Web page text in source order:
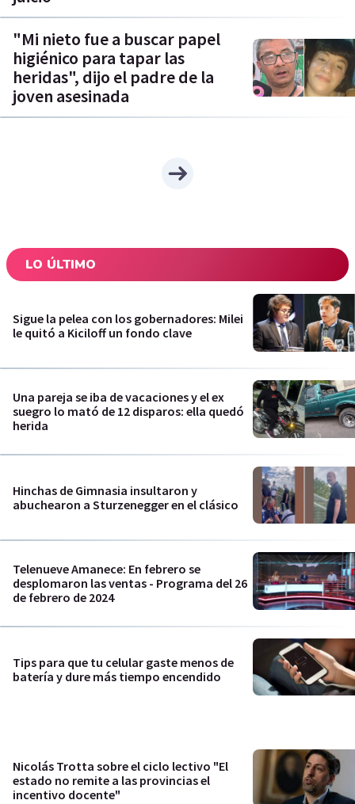
"Mi nieto fue a buscar papel
higiénico para tapar las
heridas", dijo el padre de la
joven asesinada
LO ÚLTIMO
Sigue la pelea con los gobernadores: Milei
le quitó a Kiciloff un fondo clave
Una pareja se iba de vacaciones y el ex
suegro lo mató de 12 disparos: ella quedó
herida
Hinchas de Gimnasia insultaron y
abuchearon a Sturzenegger en el clásico
Telenueve Amanece: En febrero se
desplomaron las ventas - Programa del 26
de febrero de 2024
Tips para que tu celular gaste menos de
batería y dure más tiempo encendido
Nicolás Trotta sobre el ciclo lectivo "El
estado no remite a las provincias el
incentivo docente"